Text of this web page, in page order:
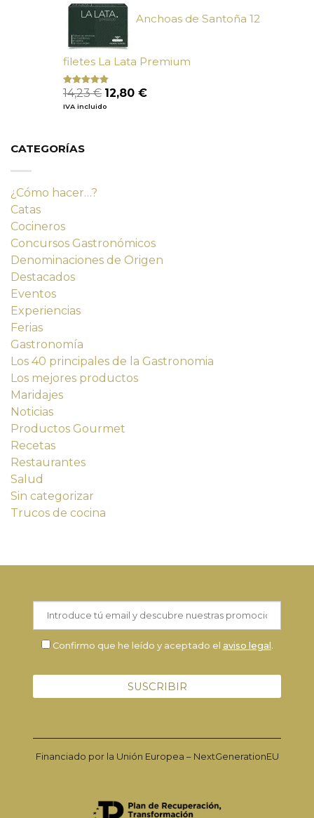
Anchoas de Santoña 12
filetes La Lata Premium
Valorado
con
de 5
14,23€ El
precio
12,80 €El
IVA incluido
CATEGORÍAS
¿Cómo hacer…?
Catas
Cocineros
Concursos Gastronómicos
Denominaciones de Origen
Destacados
Eventos
Experiencias
Ferias
Gastronomía
Los 40 principales de la Gastronomia
Los mejores productos
Maridajes
Noticias
Productos Gourmet
Recetas
Restaurantes
Salud
Sin categorizar
Trucos de cocina
Confirmo que he leído y aceptado el aviso legal.
Financiado por la Unión Europea – NextGenerationEU